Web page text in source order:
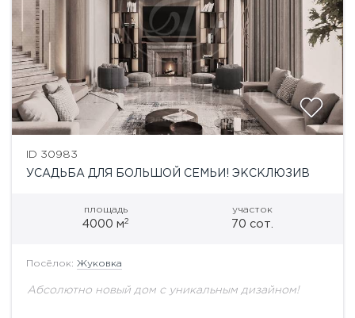
ID 30983
УСАДЬБА ДЛЯ БОЛЬШОЙ СЕМЬИ! ЭКСКЛЮЗИВ
площадь
4000 м2
участок
70 сот.
Посёлок: Жуковка
Абсолютно новый дом с уникальным дизайном!